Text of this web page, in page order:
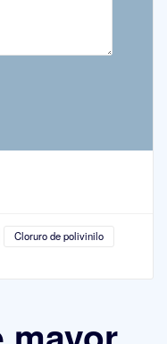
Cloruro de polivinilo